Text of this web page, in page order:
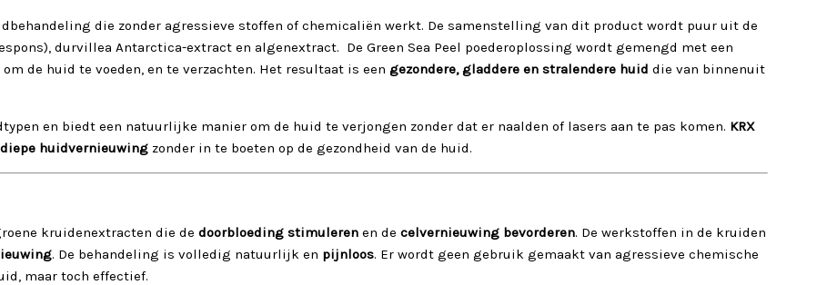
die zonder agressieve stoffen of chemicaliën werkt. De samenstelling van dit product wordt puur uit de
durvillea Antarctica-extract en algenextract. De Green Sea Peel poederoplossing wordt gemengd met een
de huid te voeden, en te verzachten. Het resultaat is een gezondere, gladdere en stralendere huid die van binnenuit
en biedt een natuurlijke manier om de huid te verjongen zonder dat er naalden of lasers aan te pas komen. KRX
diepe huidvernieuwingzonder in te boeten op de gezondheid van de huid.
kruidenextracten die de doorbloeding stimulerenen de celvernieuwing bevorderen. De werkstoffen in de kruiden
. De behandeling is volledig natuurlijk en pijnloos. Er wordt geen gebruik gemaakt van agressieve chemische
maar toch effectief.